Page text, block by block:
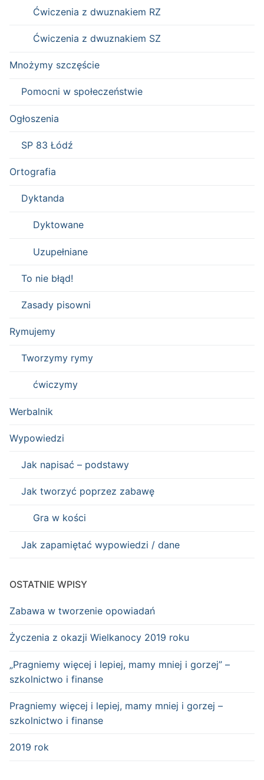
Ćwiczenia z dwuznakiem RZ
Ćwiczenia z dwuznakiem SZ
Mnożymy szczęście
Pomocni w społeczeństwie
Ogłoszenia
SP 83 Łódź
Ortografia
Dyktanda
Dyktowane
Uzupełniane
To nie błąd!
Zasady pisowni
Rymujemy
Tworzymy rymy
ćwiczymy
Werbalnik
Wypowiedzi
Jak napisać – podstawy
Jak tworzyć poprzez zabawę
Gra w kości
Jak zapamiętać wypowiedzi / dane
OSTATNIE WPISY
Zabawa w tworzenie opowiadań
Życzenia z okazji Wielkanocy 2019 roku
„Pragniemy więcej i lepiej, mamy mniej i gorzej” –
szkolnictwo i finanse
Pragniemy więcej i lepiej, mamy mniej i gorzej –
szkolnictwo i finanse
2019 rok